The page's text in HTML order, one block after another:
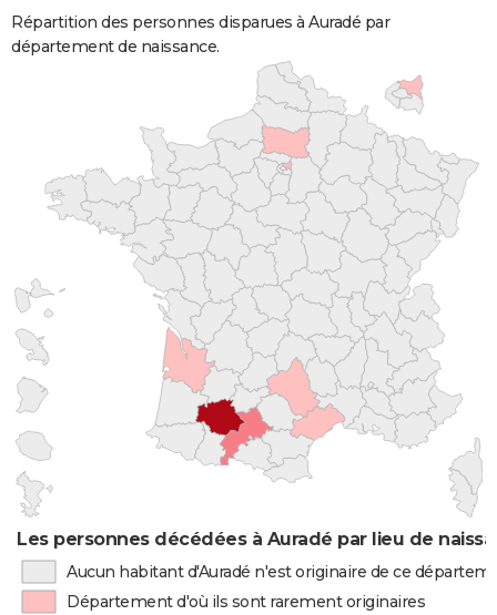
Répartition des personnes disparues à Auradé par
département de naissance.
Les personnes décédées à Auradé par lieu de
Aucun habitant d'Auradé n'est originaire de ce
Département d'où ils sont rarement originaires